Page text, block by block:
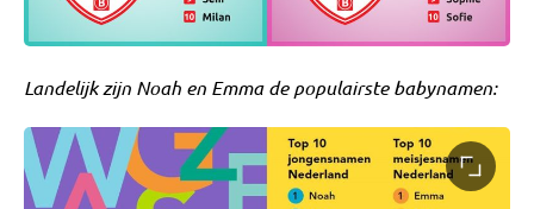
Landelijk zijn Noah en Emma de populairste babynamen: